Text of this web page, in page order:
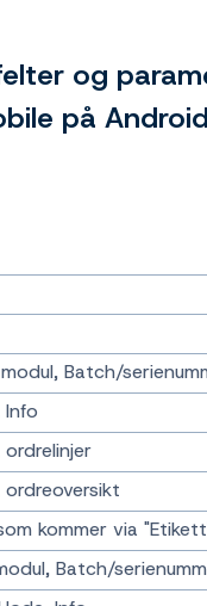
og
på
Batch/
kommer via
Batch/